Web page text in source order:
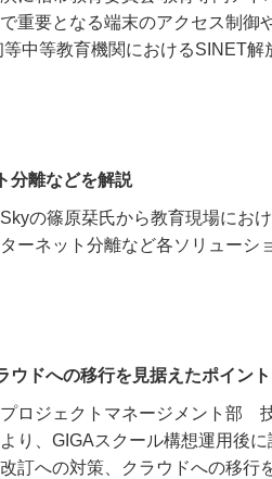
重要となる端末のアクセス制御
中等教育機関におけるSINET解
分離などを解説
Skyの篠原栞氏から教育現場にお
ーネット分離など各ソリューシ
ウドへの移行を見据えたポイン
ロジェクトマネージメント部
り、 GIGAスクール構想運用後
訂への対策、クラウドへの移行